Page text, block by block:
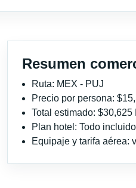
Resumen
Ruta: MEX - PUJ
Precio por persona:
Total estimado: $30,625
Plan hotel: Todo incluido
Equipaje y tarifa aérea: